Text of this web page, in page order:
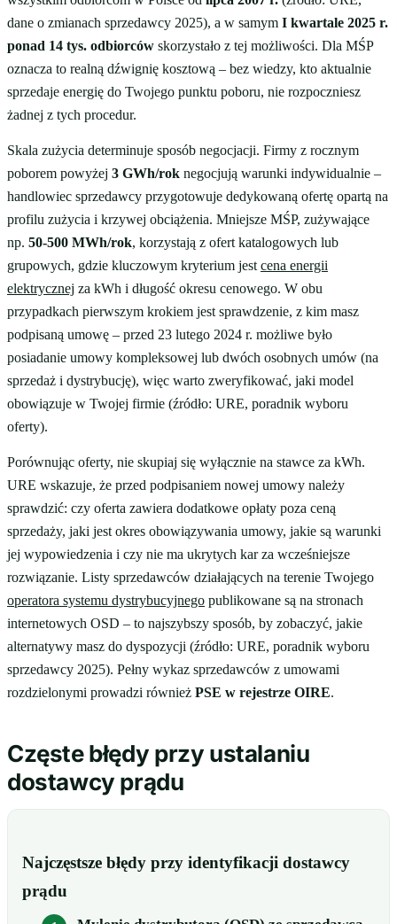
dane o zmianach sprzedawcy 2025), a w samym I kwartale 2025 r.
ponad 14 tys. odbiorców skorzystało z tej możliwości. Dla MŚP
oznacza to realną dźwignię kosztową – bez wiedzy, kto aktualnie
sprzedaje energię do Twojego punktu poboru, nie rozpoczniesz
żadnej z tych procedur.
Skala zużycia determinuje sposób negocjacji. Firmy z rocznym
poborem powyżej 3 GWh/rok negocjują warunki indywidualnie –
handlowiec sprzedawcy przygotowuje dedykowaną ofertę opartą na
profilu zużycia i krzywej obciążenia. Mniejsze MŚP, zużywające
np. 50-500 MWh/rok, korzystają z ofert katalogowych lub
grupowych, gdzie kluczowym kryterium jest cena energii
elektrycznej za kWh i długość okresu cenowego. W obu
przypadkach pierwszym krokiem jest sprawdzenie, z kim masz
podpisaną umowę – przed 23 lutego 2024 r. możliwe było
posiadanie umowy kompleksowej lub dwóch osobnych umów (na
sprzedaż i dystrybucję), więc warto zweryfikować, jaki model
obowiązuje w Twojej firmie (źródło: URE, poradnik wyboru
oferty).
Porównując oferty, nie skupiaj się wyłącznie na stawce za kWh.
URE wskazuje, że przed podpisaniem nowej umowy należy
sprawdzić: czy oferta zawiera dodatkowe opłaty poza ceną
sprzedaży, jaki jest okres obowiązywania umowy, jakie są warunki
jej wypowiedzenia i czy nie ma ukrytych kar za wcześniejsze
rozwiązanie. Listy sprzedawców działających na terenie Twojego
operatora systemu dystrybucyjnego publikowane są na stronach
internetowych OSD – to najszybszy sposób, by zobaczyć, jakie
alternatywy masz do dyspozycji (źródło: URE, poradnik wyboru
sprzedawcy 2025). Pełny wykaz sprzedawców z umowami
rozdzielonymi prowadzi również PSE w rejestrze OIRE.
Częste błędy przy ustalaniu
dostawcy prądu
Najczęstsze błędy przy identyfikacji dostawcy
prądu